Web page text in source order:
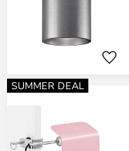
SUMMER DEAL